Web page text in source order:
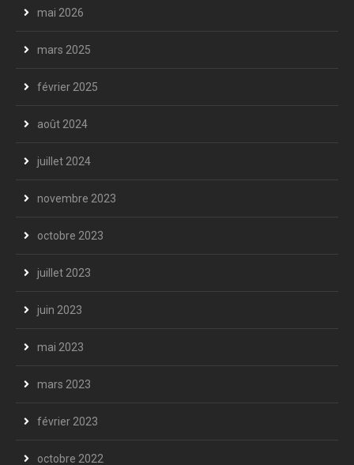
mai 2026
mars 2025
février 2025
août 2024
juillet 2024
novembre 2023
octobre 2023
juillet 2023
juin 2023
mai 2023
mars 2023
février 2023
octobre 2022